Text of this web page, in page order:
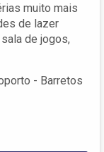
muito mais
de lazer
de jogos,
- Barretos